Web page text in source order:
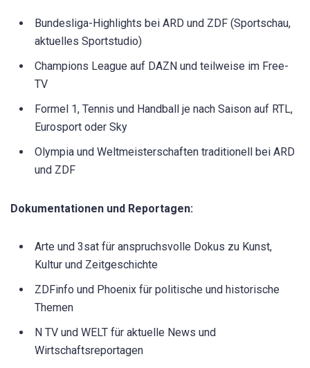
Bundesliga-Highlights bei ARD und ZDF (Sportschau,
aktuelles Sportstudio)
Champions League auf DAZN und teilweise im Free-
TV
Formel 1, Tennis und Handball je nach Saison auf RTL,
Eurosport oder Sky
Olympia und Weltmeisterschaften traditionell bei ARD
und ZDF
Dokumentationen und Reportagen:
Arte und 3sat für anspruchsvolle Dokus zu Kunst,
Kultur und Zeitgeschichte
ZDFinfo und Phoenix für politische und historische
Themen
N TV und WELT für aktuelle News und
Wirtschaftsreportagen